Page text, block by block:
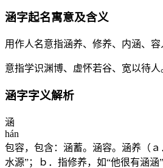
涵字起名寓意及含义
用作人名意指涵养、修养、内涵、容
意指学识渊博、虚怀若谷、宽以待人
涵字字义解析
涵
hán
包容，包含：涵蓄。涵容。涵养（
水源”；ｂ．指修养，如“他很有涵